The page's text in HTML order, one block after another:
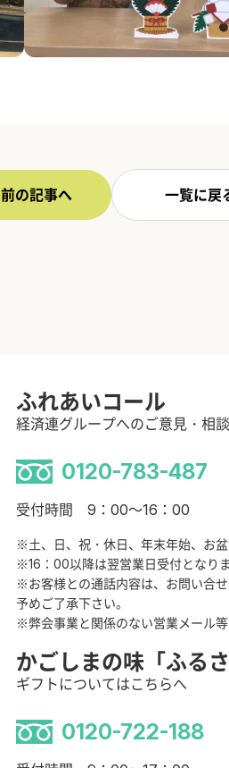
前の記事へ 一覧に戻
ふれあいコール
経済連グループへのご意見・相
0120-783-487
受付時間 9：00～16：00
※土、日、祝・休日、年末年始、お盆
※16：00以降は翌営業日受付となりま
※お客様との通話内容は、お問い合
予めご了承下さい。
※弊会事業と関係のない営業メール
かごしまの味「ふるさ
ギフトについてはこちらへ
0120-722-188